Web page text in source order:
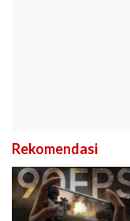
Rekomendasi